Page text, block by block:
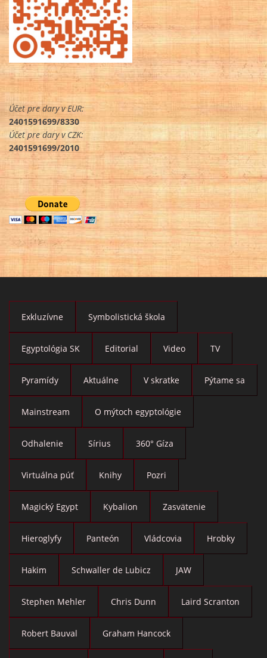
Účet pre dary v EUR:
2401591699/8330
Účet pre dary v CZK:
2401591699/2010
Exkluzívne Symbolistická škola
Egyptológia SK Editorial Video TV
Pyramídy Aktuálne V skratke Pýtame sa
Mainstream O mýtoch egyptológie
Odhalenie Sírius 360° Gíza
Virtuálna púť Knihy Pozri
Magický Egypt Kybalion Zasvätenie
Hieroglyfy Panteón Vládcovia Hrobky
Hakim Schwaller de Lubicz JAW
Stephen Mehler Chris Dunn Laird Scranton
Robert Bauval Graham Hancock